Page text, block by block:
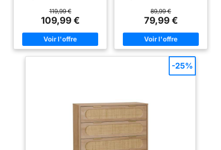
rangement pour garder textiles
et autres affaires à l'abri de la
poussière Son coloris bois et
ses façades en cannage
illumineront votre chambre à
coucher Stable et robuste,
119,99 €
109,99 €
optimal pour garder textiles et
autres affaires à l'abri de la
poussière Son coloris bois et
ses façades en cannage naturel
illumineront votre chambre à
coucher Stable et robuste,
particules + MDF et tiroirs en
cannage naturel Dimensions
globales : L. 80 x l. 40 x H. 80
89,99 €
79,99 €
-25%